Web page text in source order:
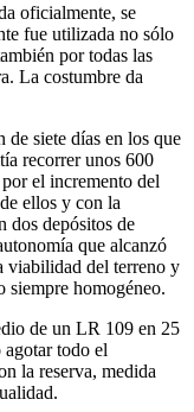
oficialmente, se
fue utilizada no sólo
por todas las
La costumbre da
de siete días en los que
recorrer unos 600
el incremento del
ellos y con la
dos depósitos de
que alcanzó
viabilidad del terreno y
siempre homogéneo.
de un LR 109 en 25
todo el
la reserva, medida